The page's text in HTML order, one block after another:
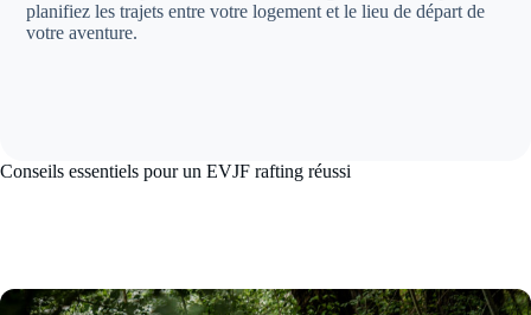
planifiez les trajets entre votre logement et le lieu de départ de
votre aventure.
Conseils essentiels pour un EVJF rafting réussi